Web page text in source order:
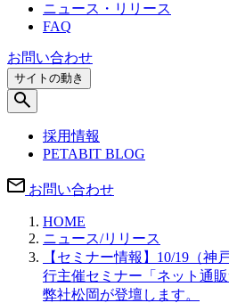
ニュース・リリース
FAQ
お問い合わせ
サイトの動き
採用情報
PETABIT BLOG
お問い合わせ
HOME
ニュース/リリース
【セミナー情報】10/19（神
行主催セミナー「ネット通
弊社松岡が登壇します。